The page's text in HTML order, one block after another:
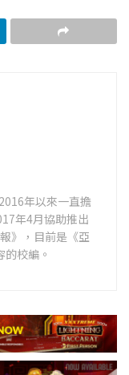
年以來一直擔
年4月協助推出
》，目前是《亞
校編。